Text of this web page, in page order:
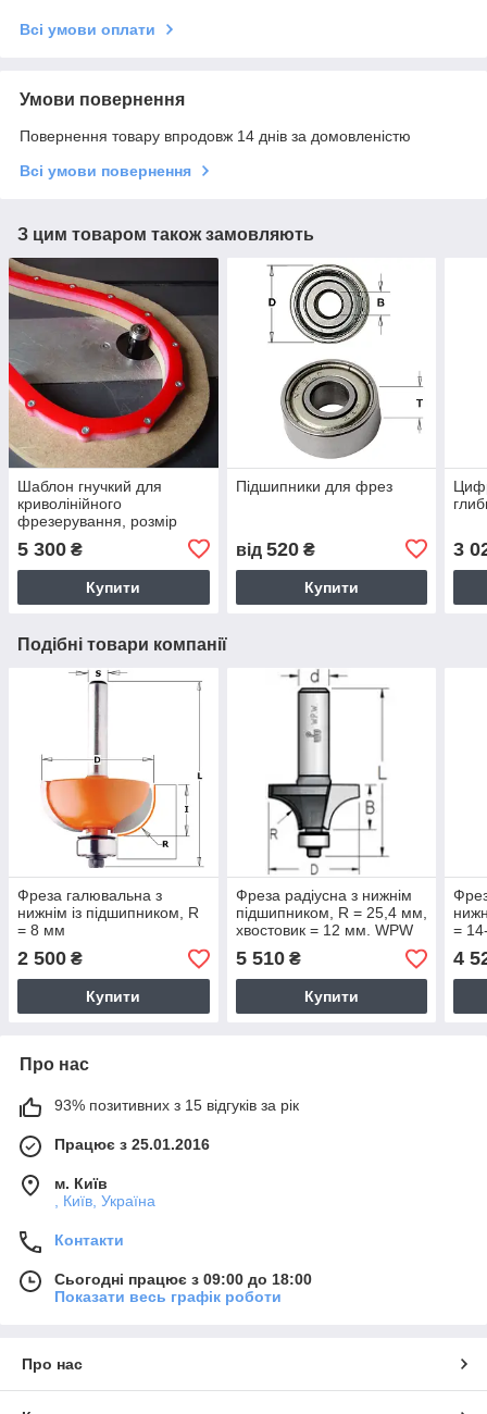
Всі умови оплати
Умови повернення
Повернення товару впродовж 14 днів за домовленістю
Всі умови повернення
З цим товаром також замовляють
Шаблон гнучкий для
криволінійного
фрезерування, розмір
5 300 ₴
Купити
Підшипники для фрез
від 520₴
Купити
3
Подібні товари компанії
Фреза галювальна з
нижнім із підшипником, R
= 8 мм
2 500 ₴
Купити
Фреза радіусна з нижнім
підшипником, R = 25,4 мм,
хвостовик = 12 мм. WPW
5 510₴
Купити
=
4
Про нас
93% позитивних з 15 відгуків за рік
Працює з 25.01.2016
м. Київ
, Київ, Україна
Контакти
Сьогодні працює з 09:00 до 18:00
Показати весь графік роботи
Про нас